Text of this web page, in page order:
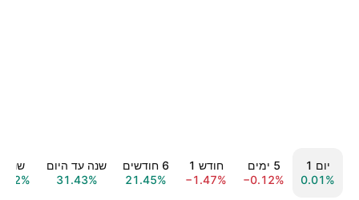
יום ‎1‎
0.01%
‎5‎ ימים
−0.12%
חודש ‎1‎
−1.47%
‎6‎ חודשים
21.45%
שנה עד היום
31.43%
שנה ‎1‎